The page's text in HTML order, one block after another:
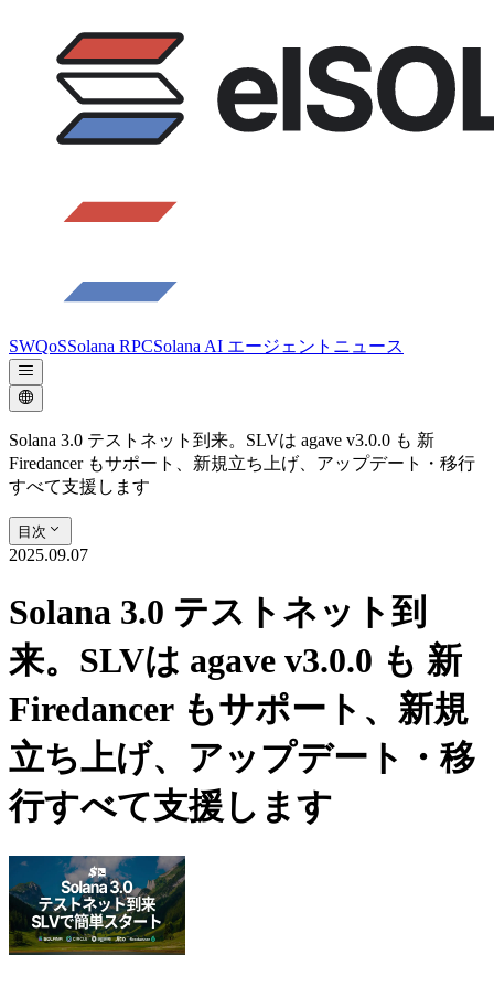
SWQoSSolana RPCSolana AI エージェント ニュース
Solana 3.0 テストネット到来。SLVは agave v3.0.0 も 新
Firedancer もサポート、新規立ち上げ、アップデート・移行
すべて支援します
目次
2025.09.07
Solana 3.0 テストネット到
来。SLVは agave v3.0.0 も 新
Firedancer もサポート、新規
立ち上げ、アップデート・移
行すべて支援します